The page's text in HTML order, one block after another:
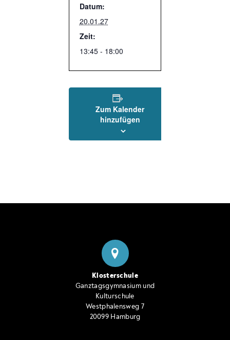
Datum:
20.01.27
Zeit:
13:45 - 18:00
Zum Kalender
hinzufügen
Klosterschule
Ganztagsgymnasium und
Kulturschule
Westphalensweg 7
20099 Hamburg